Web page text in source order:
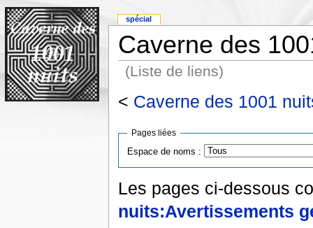
Caverne des
(Liste de liens)
< Caverne des 1001
Pages liées
Espace de noms :
Les pages ci-dessous
nuits:Avertissements
spécial